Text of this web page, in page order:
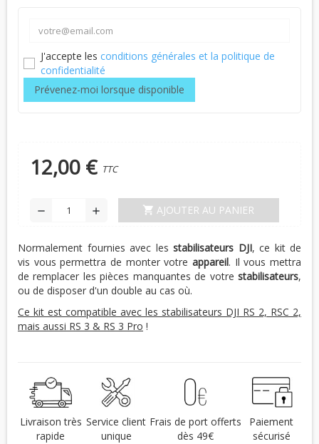
J'accepte les conditions générales et la politique de
confidentialité
Prévenez-moi lorsque disponible
12,00 € TTC
remove add shopping_cart AJOUTER AU PANIER
Normalement fournies avec les stabilisateurs DJI, ce kit de
vis vous permettra de monter votre appareil. Il vous mettra
de remplacer les pièces manquantes de votre stabilisateurs,
ou de disposer d'un double au cas où.
Ce kit est compatible avec les stabilisateurs DJI RS 2, RSC 2,
mais aussi RS 3 & RS 3 Pro !
Livraison très
rapide
Service client
unique
Frais de port offerts
dès 49€
Paiement
sécurisé